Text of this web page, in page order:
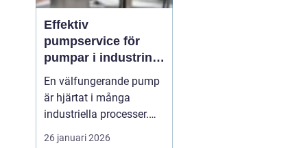
Effektiv
pumpservice för
pumpar i industrin –
så säkrar du driften
En välfungerande pump
är hjärtat i många
industriella processer.
När flödet stannar,
26 januari 2026